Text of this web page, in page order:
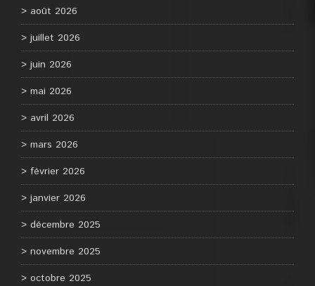
août 2026
juillet 2026
juin 2026
mai 2026
avril 2026
mars 2026
février 2026
janvier 2026
décembre 2025
novembre 2025
octobre 2025